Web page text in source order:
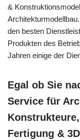
&
den besten
Produkten des
Jahren einige der
Egal ob Sie
Service für
Fertigung &